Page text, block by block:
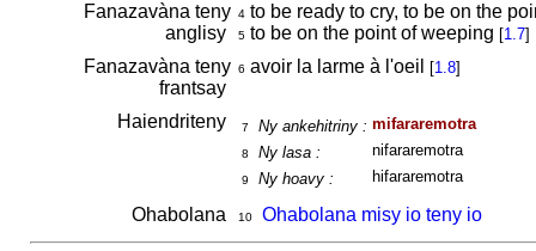
Fanazavàna teny
anglisy
4to be ready to cry, to be on the
5to be on the point of weeping [1.7]
Fanazavàna teny
frantsay
6 avoir la larme à l'oeil [1.8]
Haiendriteny 7 Ny ankehitriny : mifararemotra
8 Ny lasa : nifararemotra
9 Ny hoavy : hifararemotra
Ohabolana 10 Ohabolana misy io teny io